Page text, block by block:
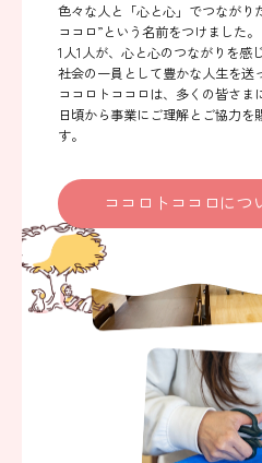
色々な人と「心と心」でつながり
ココロ”という名前をつけました。
1人1人が、心と心のつながりを感
社会の一員として豊かな人生を送
ココロトココロは、多くの皆さま
日頃から事業にご理解とご協力を
す。
ココロトココロにつ